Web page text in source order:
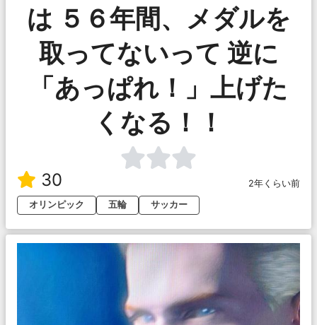
は ５６年間、メダルを
取ってないって 逆に
「あっぱれ！」上げた
くなる！！
30
2年くらい前
オリンピック
五輪 サッカー